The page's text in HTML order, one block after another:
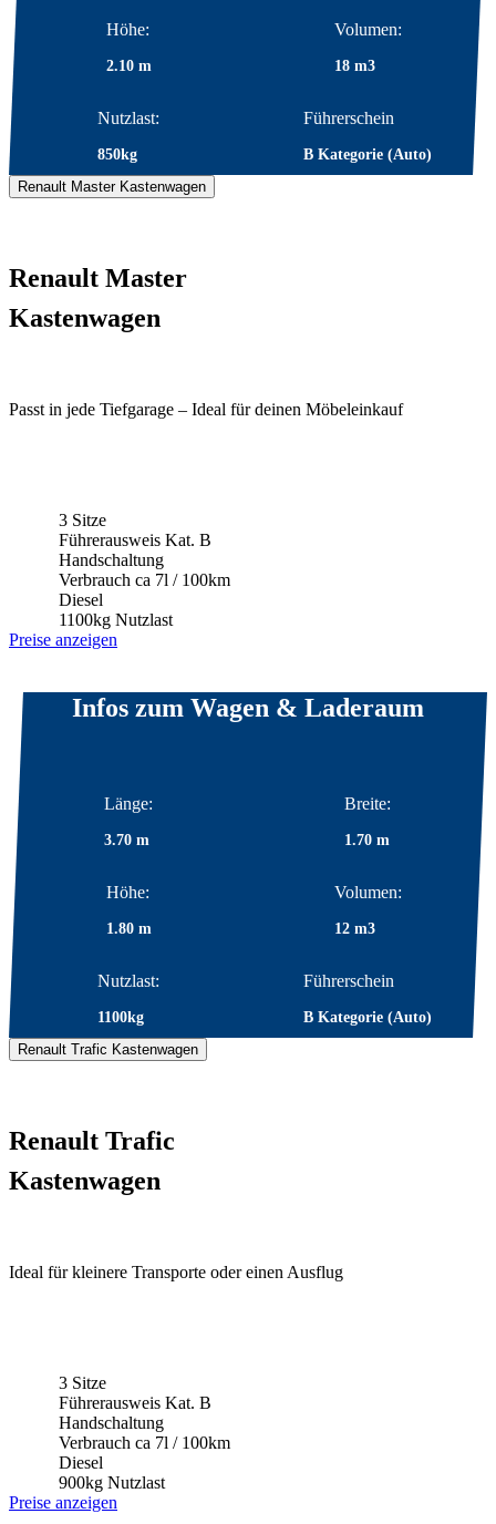
Höhe:
2.10 m
Volumen:
18 m3
Nutzlast:
850kg
Führerschein
B Kategorie (Auto)
Renault Master Kastenwagen
Renault Master
Kastenwagen
Passt in jede Tiefgarage – Ideal für deinen Möbeleinkauf
3 Sitze
Führerausweis Kat. B
Handschaltung
Verbrauch ca 7l / 100km
Diesel
1100kg Nutzlast
Preise anzeigen
Infos zum Wagen & Laderaum
Länge:
3.70 m
Breite:
1.70 m
Höhe:
1.80 m
Volumen:
12 m3
Nutzlast:
1100kg
Führerschein
B Kategorie (Auto)
Renault Trafic Kastenwagen
Renault Trafic
Kastenwagen
Ideal für kleinere Transporte oder einen Ausflug
3 Sitze
Führerausweis Kat. B
Handschaltung
Verbrauch ca 7l / 100km
Diesel
900kg Nutzlast
Preise anzeigen